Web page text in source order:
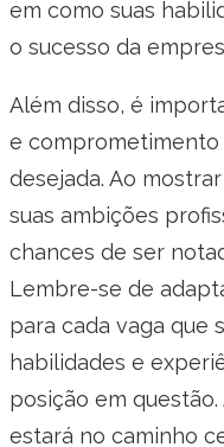
em como suas
o sucesso da
Além disso, é
e comprometimento
desejada. Ao
suas ambições
chances de ser
Lembre-se de
para cada vaga que
habilidades e
posição em
estará no caminho